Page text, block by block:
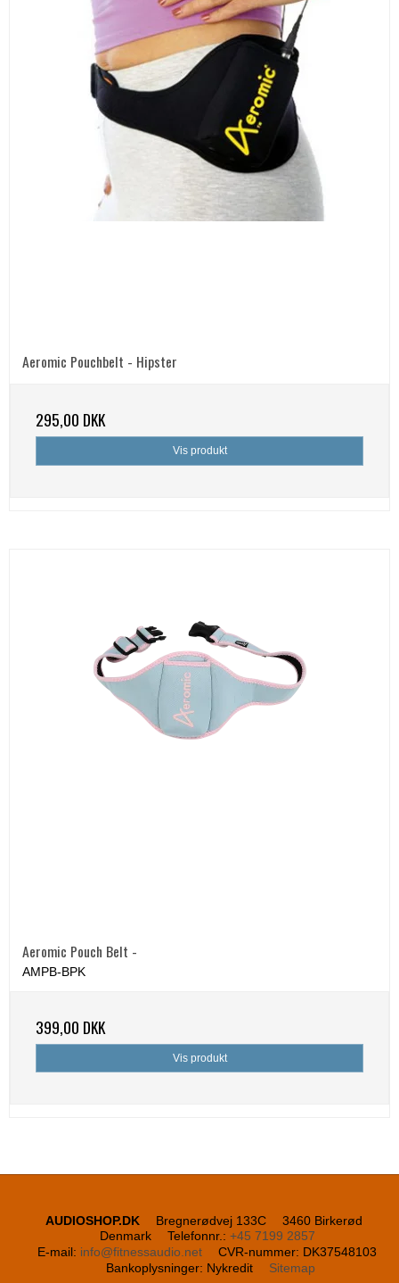
Aeromic Pouchbelt - Hipster
295,00 DKK
Vis produkt
Aeromic Pouch Belt -
AMPB-BPK
399,00 DKK
Vis produkt
AUDIOSHOP.DK Bregnerødvej 133C
3460 Birkerød
Denmark
Telefonnr.: +45 7199 2857
E-mail: info@fitnessaudio.net CVR-nummer: DK37548103
Bankoplysninger: Nykredit
Sitemap